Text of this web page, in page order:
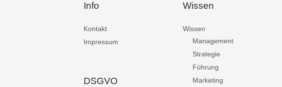
Info
Kontakt
Impressum
DSGVO
Wissen
Wissen
Management
Strategie
Führung
Marketing